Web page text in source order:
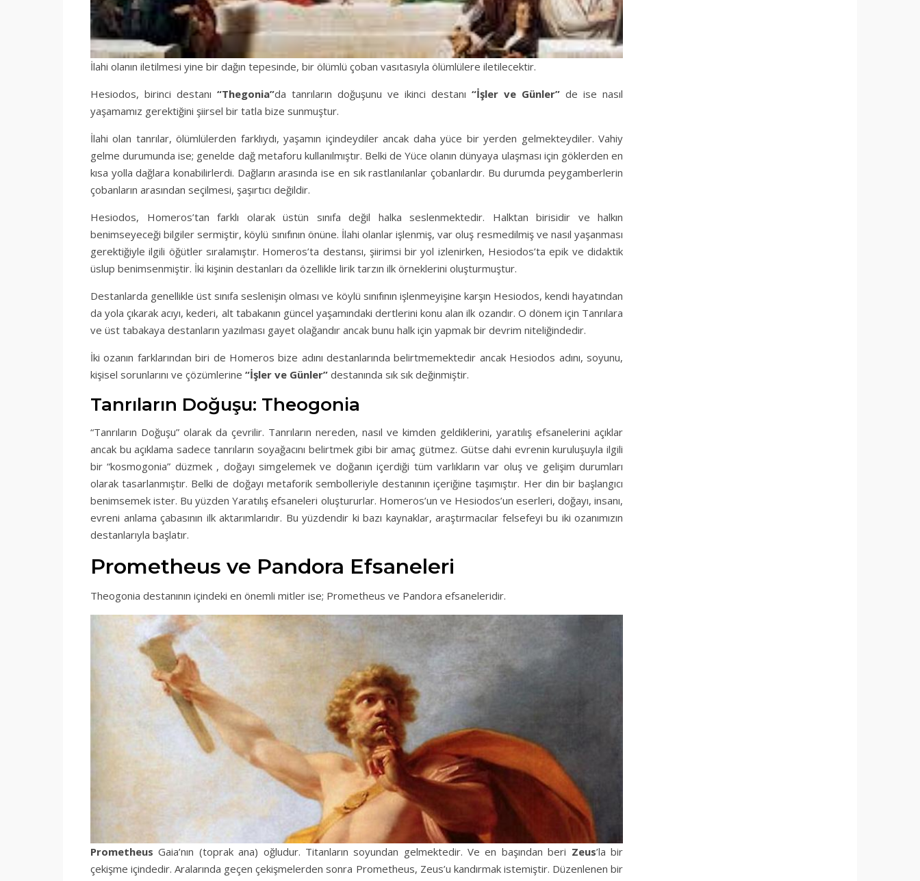
İlahi olanın iletilmesi yine bir dağın tepesinde, bir ölümlü çoban vasıtasıyla ölümlülere iletilecektir.
Hesiodos, birinci destanı “Thegonia”da tanrıların doğuşunu ve ikinci destanı “İşler ve Günler” de ise nasıl
yaşamamız gerektiğini şiirsel bir tatla bize sunmuştur.
İlahi olan tanrılar, ölümlülerden farklıydı, yaşamın içindeydiler ancak daha yüce bir yerden gelmekteydiler. Vahiy
gelme durumunda ise; genelde dağ metaforu kullanılmıştır. Belki de Yüce olanın dünyaya ulaşması için göklerden en
kısa yolla dağlara konabilirlerdi. Dağların arasında ise en sık rastlanılanlar çobanlardır. Bu durumda peygamberlerin
çobanların arasından seçilmesi, şaşırtıcı değildir.
Hesiodos, Homeros’tan farklı olarak üstün sınıfa değil halka seslenmektedir. Halktan birisidir ve halkın
benimseyeceği bilgiler sermiştir, köylü sınıfının önüne. İlahi olanlar işlenmiş, var oluş resmedilmiş ve nasıl yaşanması
gerektiğiyle ilgili öğütler sıralamıştır. Homeros’ta destansı, şiirimsi bir yol izlenirken, Hesiodos’ta epik ve didaktik
üslup benimsenmiştir. İki kişinin destanları da özellikle lirik tarzın ilk örneklerini oluşturmuştur.
Destanlarda genellikle üst sınıfa seslenişin olması ve köylü sınıfının işlenmeyişine karşın Hesiodos, kendi hayatından
da yola çıkarak acıyı, kederi, alt tabakanın güncel yaşamındaki dertlerini konu alan ilk ozandır. O dönem için Tanrılara
ve üst tabakaya destanların yazılması gayet olağandır ancak bunu halk için yapmak bir devrim niteliğindedir.
İki ozanın farklarından biri de Homeros bize adını destanlarında belirtmemektedir ancak Hesiodos adını, soyunu,
kişisel sorunlarını ve çözümlerine “İşler ve Günler” destanında sık sık değinmiştir.
Tanrıların Doğuşu: Theogonia
“Tanrıların Doğuşu” olarak da çevrilir. Tanrıların nereden, nasıl ve kimden geldiklerini, yaratılış efsanelerini açıklar
ancak bu açıklama sadece tanrıların soyağacını belirtmek gibi bir amaç gütmez. Gütse dahi evrenin kuruluşuyla ilgili
bir “kosmogonia” düzmek , doğayı simgelemek ve doğanın içerdiği tüm varlıkların var oluş ve gelişim durumları
olarak tasarlanmıştır. Belki de doğayı metaforik sembolleriyle destanının içeriğine taşımıştır. Her din bir başlangıcı
benimsemek ister. Bu yüzden Yaratılış efsaneleri oluştururlar. Homeros’un ve Hesiodos’un eserleri, doğayı, insanı,
evreni anlama çabasının ilk aktarımlarıdır. Bu yüzdendir ki bazı kaynaklar, araştırmacılar felsefeyi bu iki ozanımızın
destanlarıyla başlatır.
Prometheus ve Pandora Efsaneleri
Theogonia destanının içindeki en önemli mitler ise; Prometheus ve Pandora efsaneleridir.
PrometheusGaia’nın (toprak ana) oğludur. Titanların soyundan gelmektedir. Ve en başından beri Zeus’la bir
çekişme içindedir. Aralarında geçen çekişmelerden sonra Prometheus, Zeus’u kandırmak istemiştir. Düzenlenen bir